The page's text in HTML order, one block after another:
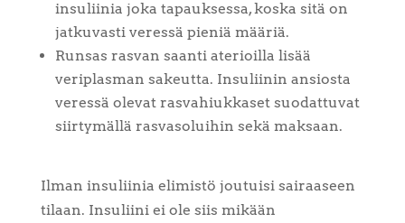
insuliinia joka tapauksessa, koska sitä on
jatkuvasti veressä pieniä määriä.
Runsas rasvan saanti aterioilla lisää
veriplasman sakeutta. Insuliinin ansiosta
veressä olevat rasvahiukkaset suodattuvat
siirtymällä rasvasoluihin sekä maksaan.
Ilman insuliinia elimistö joutuisi sairaaseen
tilaan. Insuliini ei ole siis mikään